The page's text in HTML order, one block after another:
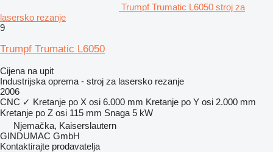
Trumpf Trumatic L6050 stroj za
lasersko rezanje
9
Trumpf Trumatic L6050
Cijena na upit
Industrijska oprema - stroj za lasersko rezanje
2006
CNC ✓ Kretanje po X osi 6.000 mm Kretanje po Y osi 2.000 mm
Kretanje po Z osi 115 mm Snaga 5 kW
Njemačka, Kaiserslautern
GINDUMAC GmbH
Kontaktirajte prodavatelja